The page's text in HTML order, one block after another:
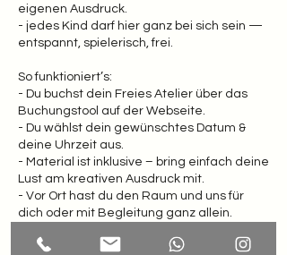
eigenen Ausdruck.
- jedes Kind darf hier ganz bei sich sein —
entspannt, spielerisch, frei.
So funktioniert’s:
- Du buchst dein Freies Atelier über das
Buchungstool auf der Webseite.
- Du wählst dein gewünschtes Datum &
deine Uhrzeit aus.
- Material ist inklusive – bring einfach deine
Lust am kreativen Ausdruck mit.
- Vor Ort hast du den Raum und uns für
dich oder mit Begleitung ganz allein.
Termin nach Vereinbarung.